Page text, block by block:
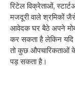
रिटेल विक्रेताओं,
मजदूरी वाले श्रमिकों
आवेदक घर बैठे अपने
कर सकता है लेकिन
तो कुछ औपचारिकताओं
पड़ सकता है।